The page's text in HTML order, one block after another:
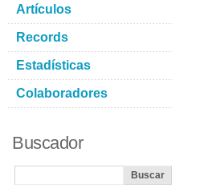
Artículos
Records
Estadísticas
Colaboradores
Buscador